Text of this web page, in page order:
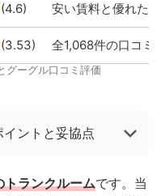
(4.6) 安い賃料と優れた
(3.53) 全1,068件の口コミ
グーグル口コミ評価
ントと妥協点
トランクルームです。当